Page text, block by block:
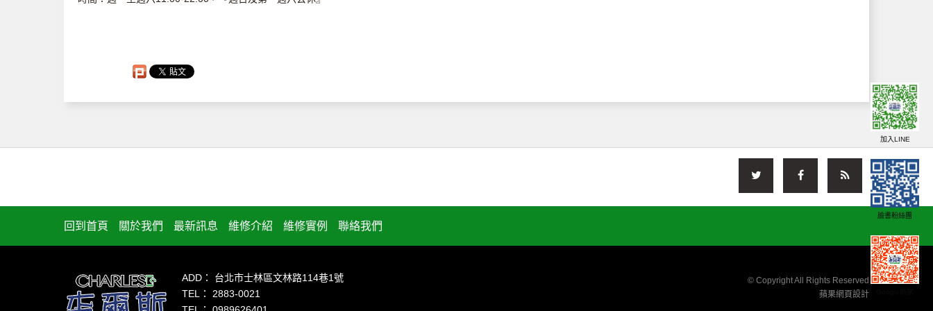
加入LINE
臉書粉絲團
回到首頁 關於我們 最新訊息 維修介紹 維修實例 聯絡我們
ADD： 台北市士林區文林路114巷1號
TEL：
2883-0021
© Copyright All Rights Reserved
蘋果網頁設計